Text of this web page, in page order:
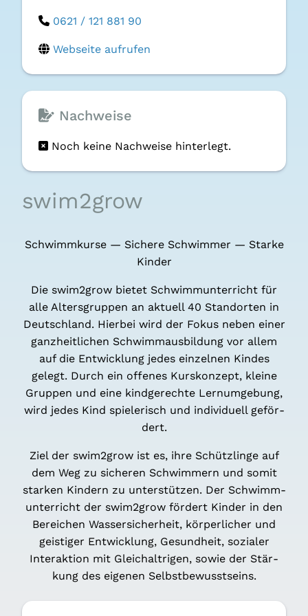
0621 / 121 881 90
Webseite aufrufen
Nachweise
Noch keine Nachweise hinterlegt.
swim2grow
Schwimm­kur­se — Siche­re Schwim­mer — Star­ke
Kin­der
Die swim2grow bie­tet Schwimm­un­ter­richt für
alle Alters­grup­pen an aktu­ell 40 Stand­or­ten in
Deutsch­land. Hier­bei wird der Fokus neben einer
ganz­heit­li­chen Schwimm­aus­bil­dung vor allem
auf die Ent­wick­lung jedes ein­zel­nen Kin­des
gelegt. Durch ein offe­nes Kurs­kon­zept, klei­ne
Grup­pen und eine kind­ge­rech­te Lern­um­ge­bung,
wird jedes Kind spie­le­risch und indi­vi­du­ell geför­
dert.
Ziel der swim2grow ist es, ihre Schütz­lin­ge auf
dem Weg zu siche­ren Schwim­mern und somit
star­ken Kin­dern zu unter­stüt­zen. Der Schwimm­
un­ter­richt der swim2grow för­dert Kin­der in den
Berei­chen Was­ser­si­cher­heit, kör­per­li­cher und
geis­ti­ger Ent­wick­lung, Gesund­heit, sozia­ler
Inter­ak­ti­on mit Gleich­alt­ri­gen, sowie der Stär­
kung des eige­nen Selbst­be­wusst­seins.